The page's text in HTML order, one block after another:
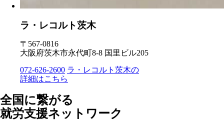
ラ・レコルト茨木
〒567-0816
大阪府茨木市永代町8-8 国里ビル205
072-626-2600 ラ・レコルト茨木の
詳細はこちら
全国に繋がる
就労支援ネットワーク